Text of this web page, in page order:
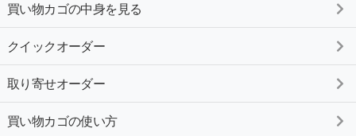
買い物カゴの中身を見る
クイックオーダー
取り寄せオーダー
買い物カゴの使い方